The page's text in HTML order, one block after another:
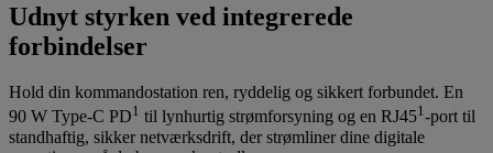
Udnyt styrken ved integrerede
forbindelser
Hold din kommandostation ren, ryddelig og sikkert forbundet. En
90 W Type-C PD1 til lynhurtig strømforsyning og en RJ451-port til
standhaftig, sikker netværksdrift, der strømliner dine digitale